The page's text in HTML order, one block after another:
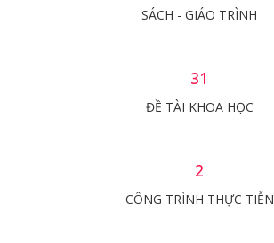
SÁCH - GIÁO TRÌNH
31
ĐỀ TÀI KHOA HỌC
2
CÔNG TRÌNH THỰC TIỄN